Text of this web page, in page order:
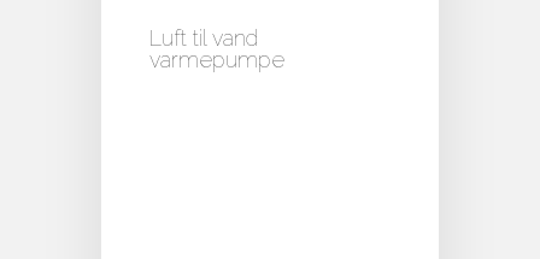
Luft til vand
varmepumpe